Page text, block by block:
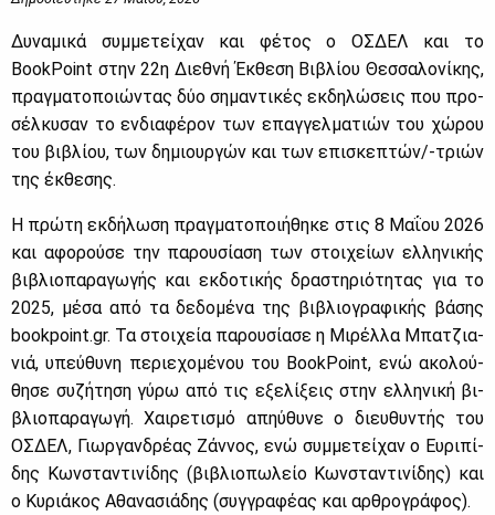
Δυ­να­μι­κά συμ­με­τεί­χαν και φέ­τος ο ΟΣ­ΔΕΛ και το
BookPoint στην 22η Διε­θνή Έκ­θε­ση Βι­βλί­ου Θεσ­σα­λο­νί­κης,
πραγ­μα­το­ποιώ­ντας δύο ση­μα­ντι­κές εκ­δη­λώ­σεις που προ­
σέλ­κυ­σαν το εν­δια­φέ­ρον των επαγ­γελ­μα­τιών του χώ­ρου
του βι­βλί­ου, των δη­μιουρ­γών και των επι­σκε­πτών/-τριών
της έκ­θε­σης.
Η πρώ­τη εκ­δή­λω­ση πραγ­μα­το­ποι­ή­θη­κε στις 8 Μα­ΐ­ου 2026
και αφο­ρού­σε την πα­ρου­σί­α­ση των στοι­χεί­ων ελ­λη­νι­κής
βι­βλιο­πα­ρα­γω­γής και εκ­δο­τι­κής δρα­στη­ριό­τη­τας για το
2025, μέ­σα από τα δε­δο­μέ­να της βι­βλιο­γρα­φι­κής βά­σης
bookpoint.gr. Τα στοι­χεία πα­ρου­σί­α­σε η Μι­ρέλ­λα Μπα­τζια­
νιά, υπεύ­θυ­νη πε­ριε­χο­μέ­νου του BookPoint, ενώ ακο­λού­
θη­σε συ­ζή­τη­ση γύ­ρω από τις εξε­λί­ξεις στην ελ­λη­νι­κή βι­
βλιο­πα­ρα­γω­γή. Χαι­ρε­τι­σμό απηύ­θυ­νε ο διευ­θυ­ντής του
ΟΣ­ΔΕΛ, Γιωρ­γαν­δρέ­ας Ζάν­νος, ενώ συμ­με­τεί­χαν ο Ευ­ρι­πί­
δης Κων­στα­ντι­νί­δης (βι­βλιο­πω­λείο Κων­στα­ντι­νί­δης) και
ο Κυ­ριά­κος Αθα­να­σιά­δης (συγ­γρα­φέ­ας και αρ­θρο­γρά­φος).